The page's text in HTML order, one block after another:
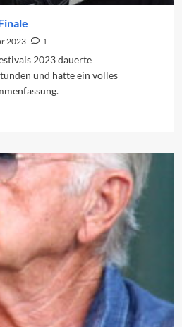
2023
1
2023 dauerte
und hatte ein volles